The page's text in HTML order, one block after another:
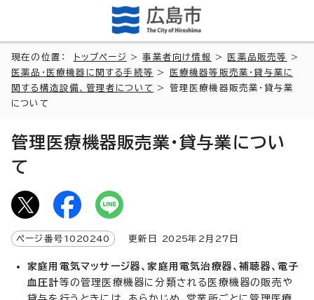
現在の位置： トップページ >事業者向け情報 > 医薬品販売等
>
医薬品・医療機器に関する手続等
>
医療機器等販売業・貸与業に
関する構造設備、管理者について
> 管理医療機器販売業・貸与業
について
管理医療機器販売業・貸与業につい
て
ページ番号 1020240 更新日 2025年2月 27 日
家庭用電気マッサージ器、家庭用電気治療器、補聴器、電子
血圧計等の管理医療機器に分類される医療機器の販売や